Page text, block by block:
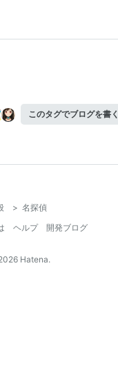
このタグでブログを書く
> 名探偵
ヘルプ
開発ブログ
Hatena.